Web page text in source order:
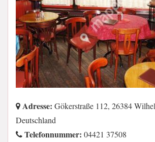
Adresse: Gökerstraße 112, 26384
Deutschland
Telefonnummer: 04421 37508